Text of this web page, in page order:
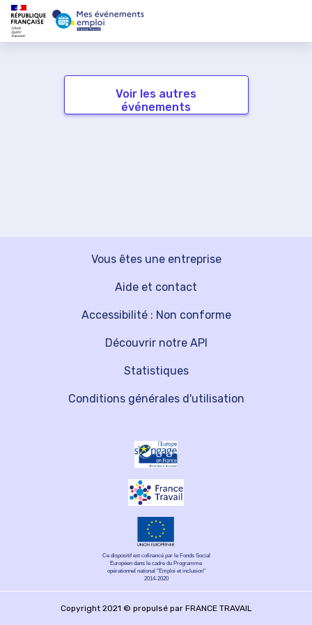
Voir les autres
événements
Vous êtes une entreprise
Découvrir notre API
Aide et contact
Statistiques
Accessibilité : Non conforme
Conditions générales d'utilisation
Ce dispositif est cofinancé par le Fonds Social
Européen dans le cadre du Programme
opérationnel national "Emploi et inclusion"
2014-2020
Copyright 2021 © propulsé par FRANCE TRAVAIL